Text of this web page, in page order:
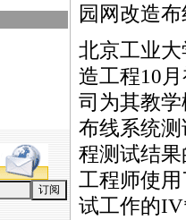
园网改造
北京工业
造工程10
司为其教
布线系统
程测试结
工程师使
试工作的IV